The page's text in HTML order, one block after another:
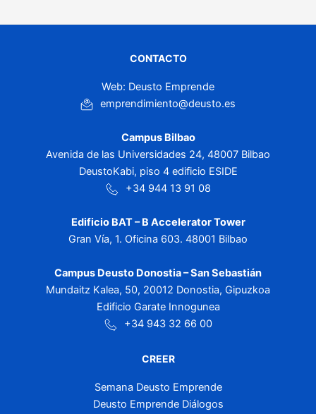
CONTACTO
Web: Deusto Emprende
emprendimiento@deusto.es
Campus Bilbao
Avenida de las Universidades 24, 48007 Bilbao
DeustoKabi, piso 4 edificio ESIDE
+34 944 13 91 08
Edificio BAT – B Accelerator Tower
Gran Vía, 1. Oficina 603. 48001 Bilbao
Campus Deusto Donostia – San Sebastián
Mundaitz Kalea, 50, 20012 Donostia, Gipuzkoa
Edificio Garate Innogunea
+34 943 32 66 00
CREER
Semana Deusto Emprende
Deusto Emprende Diálogos